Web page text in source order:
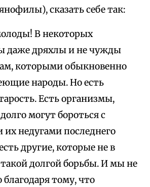
сказать себе так:
В некоторых
даже дряхлы и не чужды
которыми обыкновенно
народы. Но есть
Есть организмы,
могут бороться с
недугами последнего
другие, которые не в
долгой борьбы. И мы не
тому, что